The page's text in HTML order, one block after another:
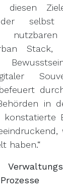
diesen
selbst
Stack,
in
konstatierte
haben.“